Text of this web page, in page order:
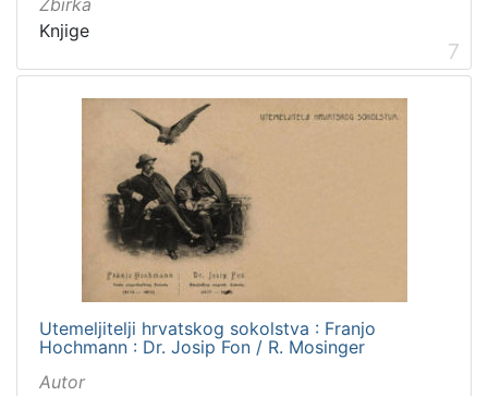
Zbirka
Knjige
7
Utemeljitelji hrvatskog sokolstva : Franjo
Hochmann : Dr. Josip Fon / R. Mosinger
Autor